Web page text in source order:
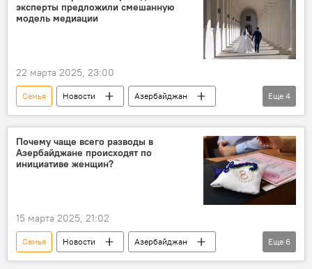
Побег
семейные отношения
эксперты предложили смешанную
модель медиации
22 марта 2025, 23:00
Семья Новости
Азербайджан
Общество
Развод
мнение
Судебный процесс
Еще 4
Почему чаще всего разводы в
Азербайджане происходят по
инициативе женщин?
15 марта 2025, 21:02
Семья Новости
Азербайджан
Общество
Развод
Еще 6